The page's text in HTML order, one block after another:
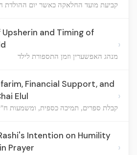
קביעת מועד החלאקה כאשר יום ההולדת
and Timing of
מנהג האפשערין וזמן התספורת לילד
›
Financial Support, and
Elul
קבלת ספרים, תמיכה כספית, ומשמעות
›
Intention on Humility
Prayer
›